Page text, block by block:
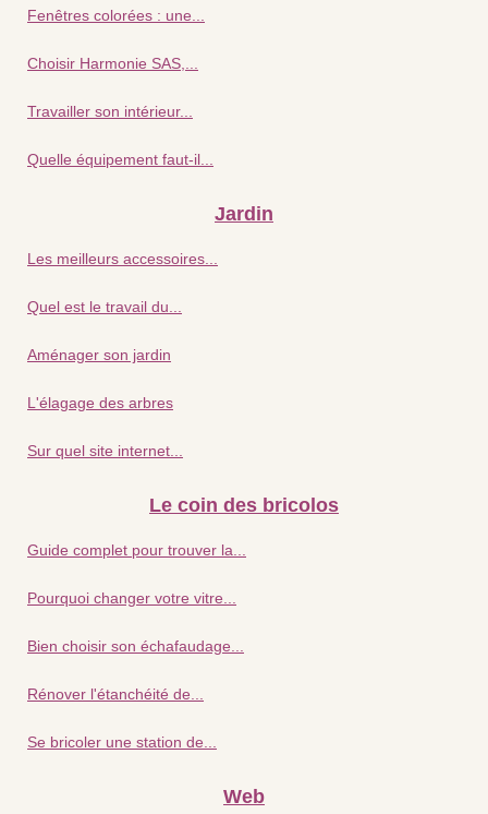
Fenêtres colorées : une...
Choisir Harmonie SAS,...
Travailler son intérieur...
Quelle équipement faut-il...
Jardin
Les meilleurs accessoires...
Quel est le travail du...
Aménager son jardin
L'élagage des arbres
Sur quel site internet...
Le coin des bricolos
Guide complet pour trouver la...
Pourquoi changer votre vitre...
Bien choisir son échafaudage...
Rénover l'étanchéité de...
Se bricoler une station de...
Web